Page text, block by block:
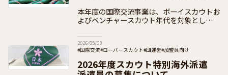
本年度の国際交流事業は、ボーイスカウトお
よびベンチャースカウト年代を対象とした国
す。南半球オセアニアの大自然の中で、ニュ
2026/05/03
#国際交流#ローバースカウト#団運営#加盟員向け
2026年度スカウト特別海外派遣